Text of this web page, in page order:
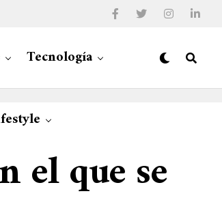
Tecnología
el que se